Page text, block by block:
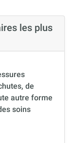
les plus
de
autre forme
soins